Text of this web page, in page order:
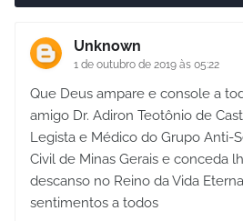
Unknown
1 de outubro de 2019 às 05:22
Que Deus ampare e console a
amigo Dr. Adiron Teotônio de
Legista e Médico do Grupo Anti-
Civil de Minas Gerais e conceda
descanso no Reino da Vida
sentimentos a todos